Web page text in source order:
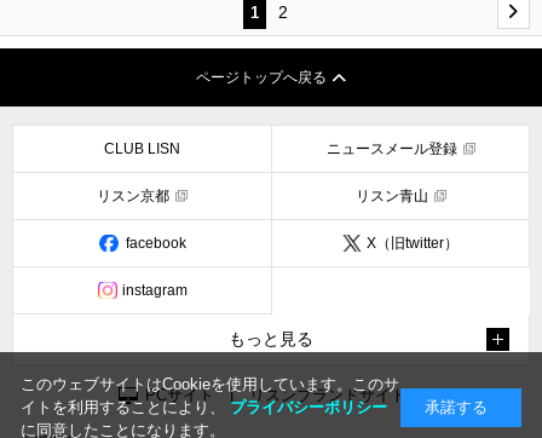
1
2
ページトップへ戻る
CLUB LISN ニュースメール登録
リスン京都 リスン青山
facebook X（旧twitter）
instagram
もっと見る
PCサイト | リスンブランドサイト
このウェブサイトはCookieを使用しています。このサ
イトを利用することにより、 プライバシーポリシー
に同意したことになります。
承諾する